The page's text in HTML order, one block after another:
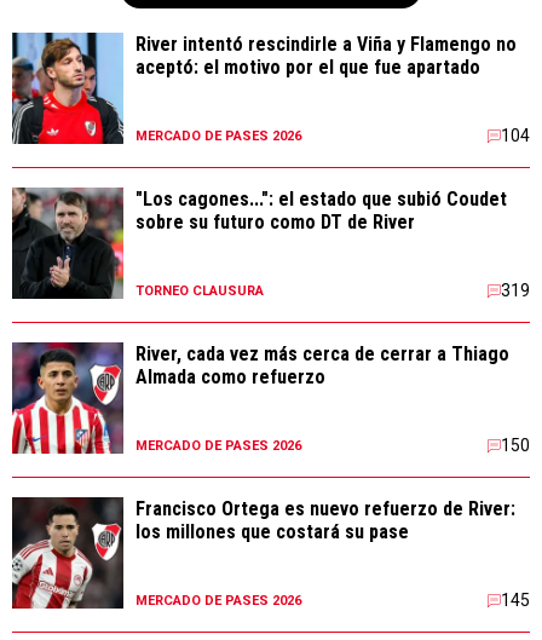
River intentó rescindirle a Viña y Flamengo no
aceptó: el motivo por el que fue apartado
MERCADO DE PASES 2026 104
"Los cagones...": el estado que subió Coudet
sobre su futuro como DT de River
TORNEO CLAUSURA 319
River, cada vez más cerca de cerrar a Thiago
Almada como refuerzo
MERCADO DE PASES 2026 150
Francisco Ortega es nuevo refuerzo de River:
los millones que costará su pase
MERCADO DE PASES 2026 145